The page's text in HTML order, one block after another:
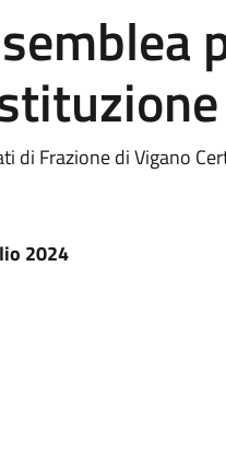
di Frazione di Vigano
2024